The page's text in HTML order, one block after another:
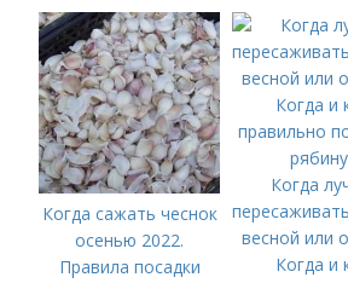
Когда сажать чеснок
осенью 2022.
Правила посадки
Когда
весной или
Когда и